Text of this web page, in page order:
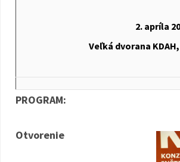
2. apríla
Veľká dvorana
PROGRAM:
Otvorenie